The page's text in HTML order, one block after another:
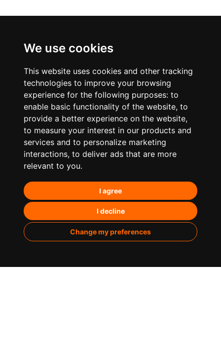
We use cookies
This website uses cookies and other tracking
technologies to improve your browsing
experience for the following purposes: to
enable basic functionality of the website, to
provide a better experience on the website,
to measure your interest in our products and
services and to personalize marketing
interactions, to deliver ads that are more
relevant to you.
I agree
I decline
Change my preferences
¿Qué hacemos?
Posicionamiento en IA’s
Paid Media
Marketing de contenidos
Analítica